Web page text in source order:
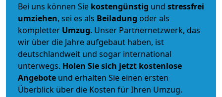
Bei uns können Sie kostengünstig und stressfrei
umziehen, sei es als Beiladung oder als
kompletter Umzug. Unser Partnernetzwerk, das
wir über die Jahre aufgebaut haben, ist
deutschlandweit und sogar international
unterwegs. Holen Sie sich jetzt kostenlose
Angebote und erhalten Sie einen ersten
Überblick über die Kosten für Ihren Umzug.